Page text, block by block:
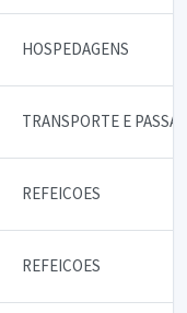
HOSPEDAGENS
TRANSPORTE E
REFEICOES
REFEICOES